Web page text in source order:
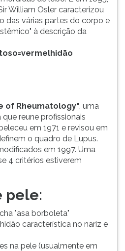
William Osler caracterizou
das várias partes do corpo e
à descrição da
of Rheumatology", uma
reune profissionais
em 1971 e revisou em
o quadro de Lupus.
em 1997. Uma
4 critérios estiverem
pele:
"asa borboleta"
característica no nariz e
na pele (usualmente em